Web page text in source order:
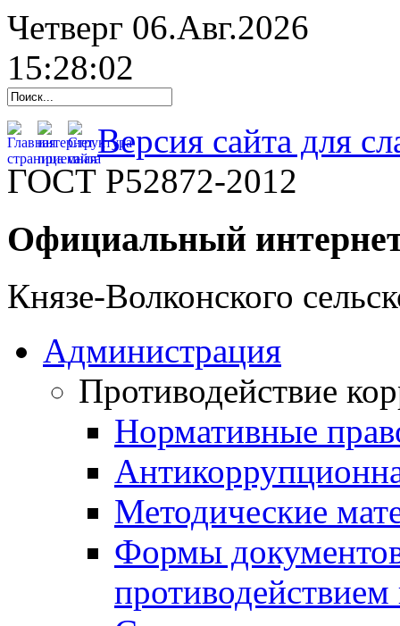
Четверг 06.Авг.2026
15:28:03
Версия сайта для
ГОСТ Р52872-2012
Официальный
Князе-Волконского
Администрация
Противодействие
Нормативные
Методические
Формы